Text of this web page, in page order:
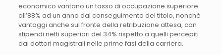
economico vantano un tasso di occupazione superiore
all’88% ad un anno dal conseguimento del titolo, nonché
vantaggi anche sul fronte della retribuzione attesa, con
stipendi netti superiori del 34% rispetto a quelli percepiti
dai dottori magistrali nelle prime fasi della carriera.